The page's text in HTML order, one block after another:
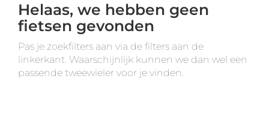
Helaas, we hebben geen
fietsen gevonden
Pas je zoekfilters aan via de filters aan de
linkerkant. Waarschijnlijk kunnen we dan wel een
passende tweewieler voor je vinden.